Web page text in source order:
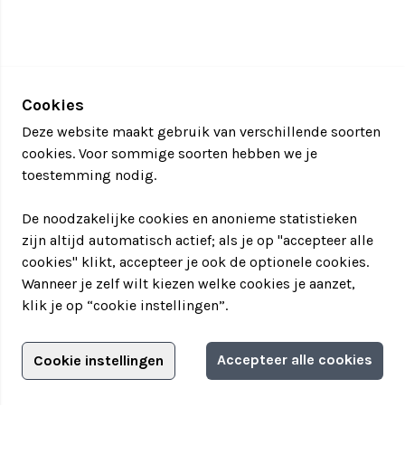
Filter jouw teamuitstapje!
Adverteren?
Adverteerdersopties
Cookies
Deze website maakt gebruik van verschillende soorten
cookies. Voor sommige soorten hebben we je
toestemming nodig.
De noodzakelijke cookies en anonieme statistieken
zijn altijd automatisch actief; als je op "accepteer alle
cookies" klikt, accepteer je ook de optionele cookies.
Wanneer je zelf wilt kiezen welke cookies je aanzet,
klik je op “cookie instellingen”.
Cookie instellingen Accepteer alle cookies